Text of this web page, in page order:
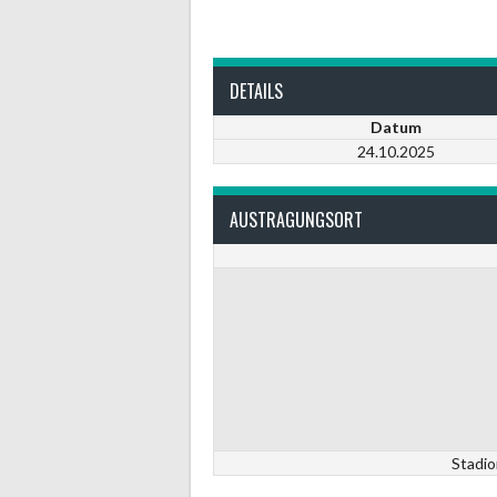
DETAILS
Datum
24.10.2025
AUSTRAGUNGSORT